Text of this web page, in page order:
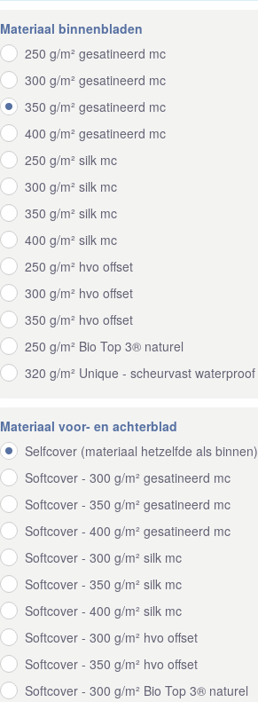
Materiaal binnenbladen
250 g/m² gesatineerd mc
300 g/m² gesatineerd mc
350 g/m² gesatineerd mc
400 g/m² gesatineerd mc
250 g/m² silk mc
300 g/m² silk mc
350 g/m² silk mc
400 g/m² silk mc
250 g/m² hvo offset
300 g/m² hvo offset
350 g/m² hvo offset
250 g/m² Bio Top 3® naturel
320 g/m² Unique - scheurvast waterproof
Materiaal voor- en achterblad
Selfcover (materiaal hetzelfde als binnen)
Softcover - 300 g/m² gesatineerd mc
Softcover - 350 g/m² gesatineerd mc
Softcover - 400 g/m² gesatineerd mc
Softcover - 300 g/m² silk mc
Softcover - 350 g/m² silk mc
Softcover - 400 g/m² silk mc
Softcover - 300 g/m² hvo offset
Softcover - 350 g/m² hvo offset
Softcover - 300 g/m² Bio Top 3® naturel